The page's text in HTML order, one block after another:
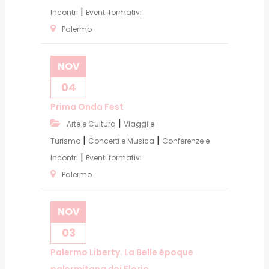
Incontri | Eventi formativi
Palermo
NOV
04
Prima Onda Fest
Arte e Cultura | Viaggi e
Turismo | Concerti e Musica | Conferenze e
Incontri | Eventi formativi
Palermo
NOV
03
Palermo Liberty. La Belle époque